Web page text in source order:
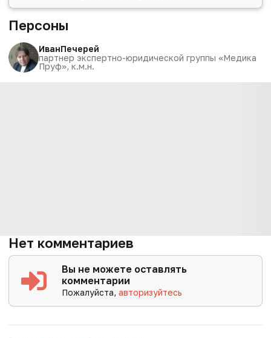
Персоны
ИванПечерей
партнер экспертно-юридической группы «Медика
Пруф», к.м.н.
Нет комментариев
Вы не можете оставлять
комментарии
Пожалуйста,авторизуйтесь